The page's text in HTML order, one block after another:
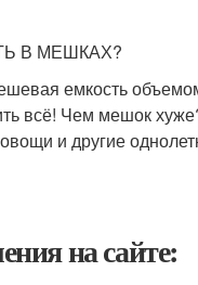
В МЕШКАХ?
емкость
всё! Чем мешок
и другие
на сайте: